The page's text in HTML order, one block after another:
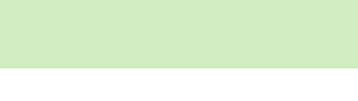
geladen ...